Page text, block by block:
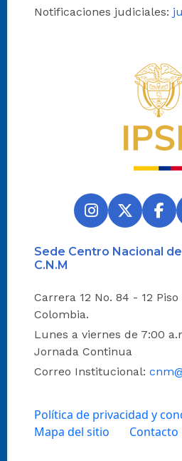
Notificaciones judiciales:
Sede Centro Nacional
C.N.M
Carrera 12 No. 84 - 12 Piso
Colombia.
Lunes a viernes de 7:00
Jornada Continua
Correo Institucional:
Política de privacidad y
Mapa del sitio
Contacto